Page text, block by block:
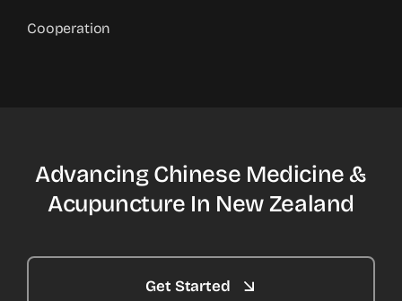
Cooperation
Advancing Chinese Medicine &
Acupuncture In New Zealand
Get Started